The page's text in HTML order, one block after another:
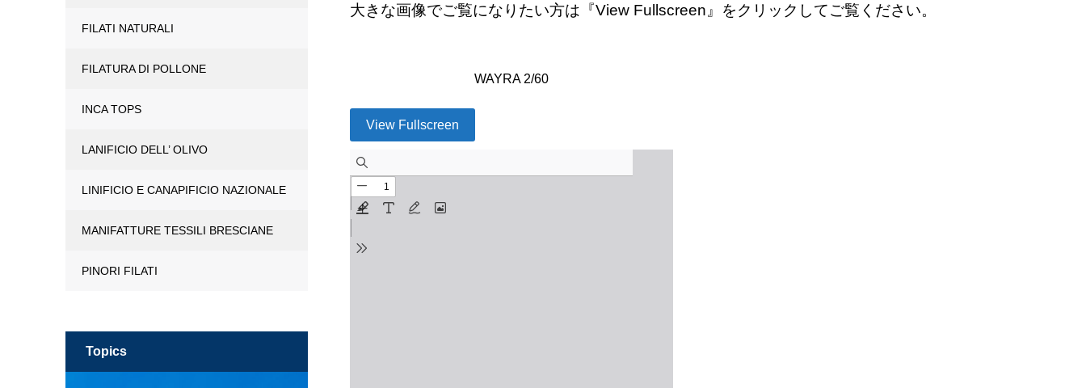
大きな画像でご覧になりたい方は『View Fullscreen』をクリックしてご覧ください。
WAYRA 2/60
View Fullscreen
FILATI NATURALI
FILATURA DI POLLONE
INCA TOPS
LANIFICIO DELL’ OLIVO
LINIFICIO E CANAPIFICIO NAZIONALE
MANIFATTURE TESSILI BRESCIANE
PINORI FILATI
topics